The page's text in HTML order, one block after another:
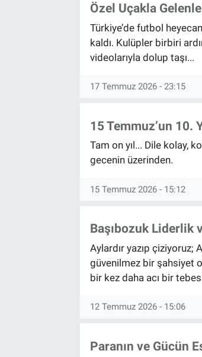
Özel Uçakla
Türkiye’de futbol
kaldı. Kulüpler birbiri
videolarıyla dolup taşı...
17 Temmuz 2026 - 23:15
15 Temmuz’un 10.
Tam on yıl... Dile kolay,
gecenin üzerinden.
15 Temmuz 2026 - 15:12
Başıbozuk Liderlik
Aylardır yazıp çiziyoruz;
güvenilmez bir şahsiyet
bir kez daha acı bir
12 Temmuz 2026 - 15:06
Paranın ve Gücün